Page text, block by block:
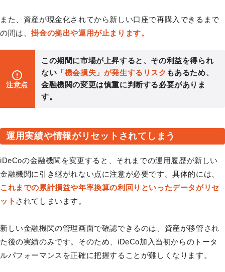
また、資産が現金化されてから新しい口座で再購入できるまで
の間は、掛金の拠出や運用が止まります。
注意点
この期間に市場が上昇すると、その利益を得られ
ない 「機会損失」が発生するリスク もあるため、
金融機関の変更は慎重に判断する必要がありま
す。
運用実績や情報がリセットされてしまう
iDeCoの金融機関を変更すると、それまでの運用履歴が新しい
金融機関に引き継がれない点に注意が必要です。具体的には、
これまでの累計損益や年率換算の利回りといったデータがリセ
ット されてしまいます。
新しい金融機関の管理画面で確認できるのは、資産が移管され
た後の実績のみです。そのため、iDeCo加入当初からのトータ
ルパフォーマンスを正確に把握することが難しくなります。